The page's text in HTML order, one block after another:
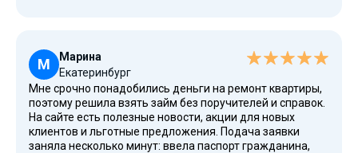
Рассмотрение заняло короткое время, после чего
пришло положительное решение. Средства поступили
сразу, а погашение удобно делать через банкоматы,
приложение или переводом с банковской карты. В
личном кабинете можно проверить платеж, подобрать
условия и сравнить рейтинг лучших предложений.
М
Марина
Екатеринбург
Мне срочно понадобились деньги на ремонт квартиры,
поэтому решила взять займ без поручителей и справок.
На сайте есть полезные новости, акции для новых
клиентов и льготные предложения. Подача заявки
заняла несколько минут: ввела паспорт гражданина,